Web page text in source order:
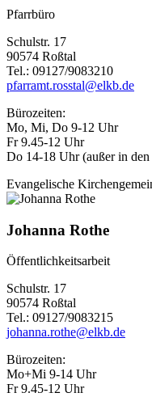
Pfarrbüro
Schulstr. 17
90574 Roßtal
Tel.: 09127/9083210
pfarramt.rosstal@elkb.de
Bürozeiten:
Mo, Mi, Do 9-12 Uhr
Fr 9.45-12 Uhr
Do 14-18 Uhr (außer in
Evangelische
Johanna Rothe
Öffentlichkeitsarbeit
Schulstr. 17
90574 Roßtal
Tel.: 09127/9083215
johanna.rothe@elkb.de
Bürozeiten:
Mo+Mi 9-14 Uhr
Fr 9.45-12 Uhr